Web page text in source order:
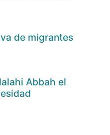
de migrantes
Abbah el